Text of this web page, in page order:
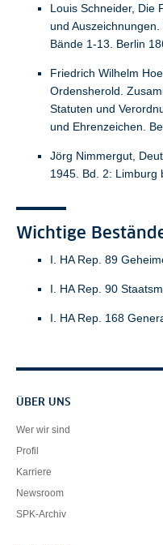
Louis Schneider, Die
und Auszeichnungen.
Bände 1-13. Berlin
Friedrich Wilhelm
Ordensherold.
Statuten und
und Ehrenzeichen.
Jörg Nimmergut,
1945. Bd. 2: Limburg
Wichtige
I. HA Rep. 89
I. HA Rep. 90
I. HA Rep. 168
ÜBER UNS
Wer wir sind
Profil
Karriere
Newsroom
SPK-Archiv